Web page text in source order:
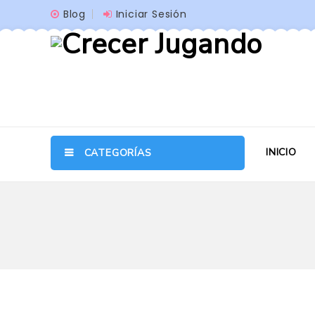
Blog Iniciar Sesión
CATEGORÍAS INICIO